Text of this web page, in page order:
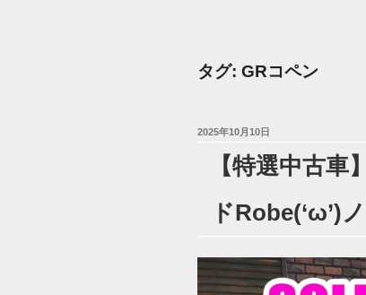
タグ: GRコペン
投
2025年10月10日
【特選中古
ドRobe(‘ω’)ノ